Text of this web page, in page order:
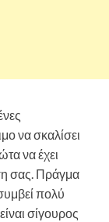
να σκαλίσει
να έχει
σας. Πράγμα
πολύ
σίγουρος